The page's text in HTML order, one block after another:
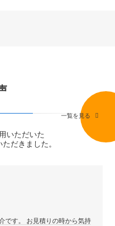
いただいた
だきました。
一覧を見る
です。 お見積りの時から気持